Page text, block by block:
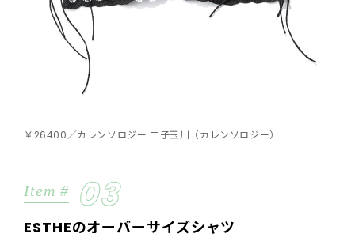
￥26400／カレンソロジー 二子玉川（カレンソロジー）
Item # 03
ESTHEのオーバーサイズシャツ